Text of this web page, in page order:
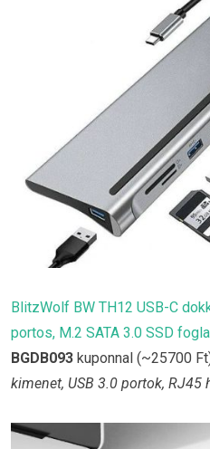
BlitzWolf BW TH12 USB-C
portos, M.2 SATA 3.0 SSD
BGDB093 kuponnal (~25700
kimenet, USB 3.0 portok, RJ45